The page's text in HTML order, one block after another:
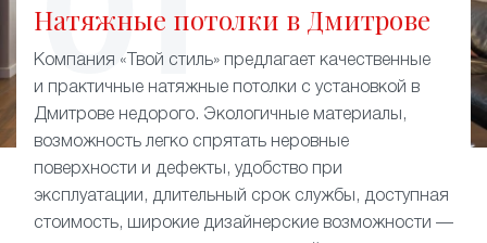
Натяжные потолки в Дмитрове
Компания «Твой стиль» предлагает качественные
и практичные натяжные потолки с установкой в
Дмитрове недорого. Экологичные материалы,
возможность легко спрятать неровные
поверхности и дефекты, удобство при
эксплуатации, длительный срок службы, доступная
стоимость, широкие дизайнерские возможности —